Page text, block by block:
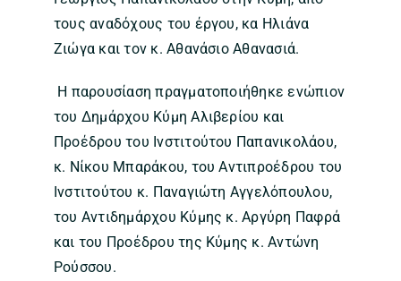
τους αναδόχους του έργου, κα Ηλιάνα
Ζιώγα και τον κ. Αθανάσιο Αθανασιά.
Η παρουσίαση πραγματοποιήθηκε ενώπιον
του Δημάρχου Κύμη Αλιβερίου και
Προέδρου του Ινστιτούτου Παπανικολάου,
κ. Νίκου Μπαράκου, του Αντιπροέδρου του
Ινστιτούτου κ. Παναγιώτη Αγγελόπουλου,
του Αντιδημάρχου Κύμης κ. Αργύρη Παφρά
και του Προέδρου της Κύμης κ. Αντώνη
Ρούσσου.